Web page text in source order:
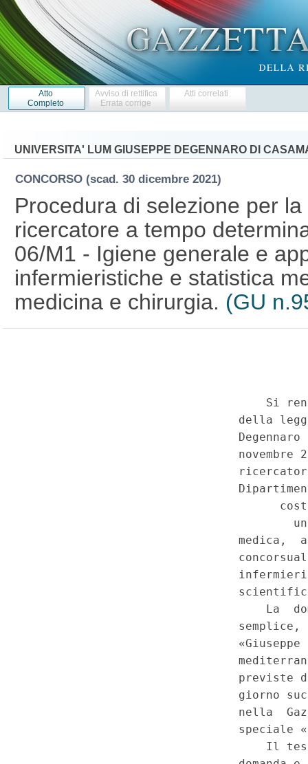
Atto
Completo
Avviso di rettifica
Errata corrige
Atti correlati
UNIVERSITA' LUM GIUSEPPE DEGENNARO DI
CONCORSO (scad. 30 dicembre 2021)
Procedura di selezione per
ricercatore a tempo
06/M1 - Igiene generale e
infermieristiche e statistica
medicina e chirurgia. (GU